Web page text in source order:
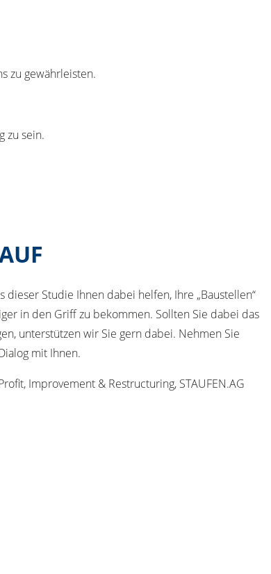
zu gewährleisten.
zu sein.
dieser Studie Ihnen dabei helfen, Ihre „Baustellen“
in den Griff zu bekommen. Sollten Sie dabei das
unterstützen wir Sie gern dabei. Nehmen Sie
mit Ihnen.
Improvement & Restructuring, STAUFEN.AG